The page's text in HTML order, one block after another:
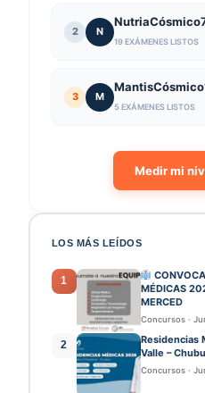
2 N
19 EXÁMENES LISTOS
3 M
5 EXÁMENES LISTOS
Medir mi
LOS MÁS LEÍDOS
1
MÉDICAS
MERCED
Concursos ·
2
Residencias
Valle –
Concursos ·